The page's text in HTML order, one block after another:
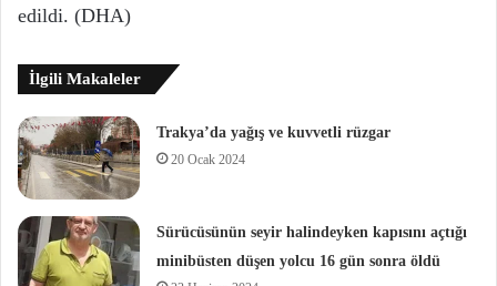
edildi. (DHA)
İlgili Makaleler
Trakya’da yağış ve kuvvetli rüzgar
20 Ocak 2024
Sürücüsünün seyir halindeyken kapısını açtığı
minibüsten düşen yolcu 16 gün sonra öldü